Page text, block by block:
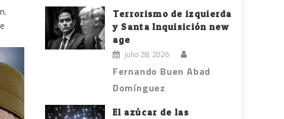
Terrorismo de izquierda
y Santa Inquisición new
age
julio 28, 2026
Fernando Buen Abad
Domínguez
El azúcar de las